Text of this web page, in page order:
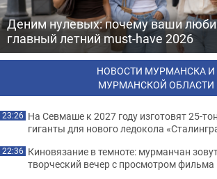
Деним нулевых: почему ваши
главный летний must-have 2026
НОВОСТИ МУРМАНСКА И
МУРМАНСКОЙ ОБЛАСТИ
23:26 На Севмаше к 2027 году изготовят 25-
гиганты для нового ледокола
22:36 Киновязание в темноте: мурманчан
творческий вечер с просмотром фильма